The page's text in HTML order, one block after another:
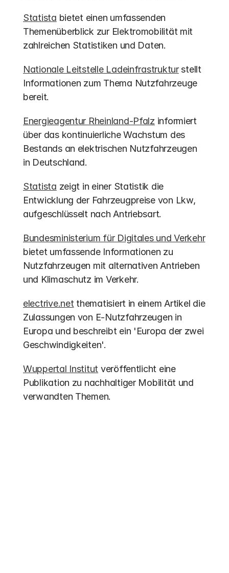
Statista bietet einen umfassenden
Themenüberblick zur Elektromobilität mit
zahlreichen Statistiken und Daten.
Nationale Leitstelle Ladeinfrastruktur stellt
Informationen zum Thema Nutzfahrzeuge
bereit.
Energieagentur Rheinland-Pfalz informiert
über das kontinuierliche Wachstum des
Bestands an elektrischen Nutzfahrzeugen
in Deutschland.
Statista zeigt in einer Statistik die
Entwicklung der Fahrzeugpreise von Lkw,
aufgeschlüsselt nach Antriebsart.
Bundesministerium für Digitales und Verkehr
bietet umfassende Informationen zu
Nutzfahrzeugen mit alternativen Antrieben
und Klimaschutz im Verkehr.
electrive.net thematisiert in einem Artikel die
Zulassungen von E-Nutzfahrzeugen in
Europa und beschreibt ein 'Europa der zwei
Geschwindigkeiten'.
Wuppertal Institut veröffentlicht eine
Publikation zu nachhaltiger Mobilität und
verwandten Themen.